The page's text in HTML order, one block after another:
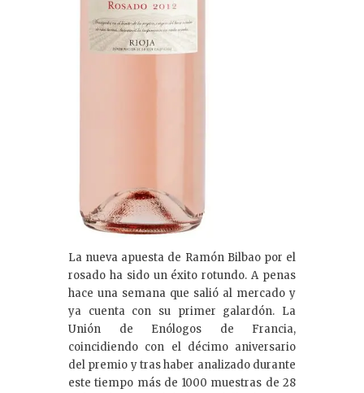
La nueva apuesta de Ramón Bilbao por el
rosado ha sido un éxito rotundo. A penas
hace una semana que salió al mercado y
ya cuenta con su primer galardón. La
Unión de Enólogos de Francia,
coincidiendo con el décimo aniversario
del premio y tras haber analizado durante
este tiempo más de 1000 muestras de 28